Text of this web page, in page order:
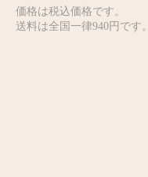
価格は税込価格です。
送料は全国一律940円です。